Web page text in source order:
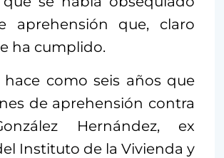
aprehensión que, claro
ha cumplido.
hace como seis años que
de aprehensión contra
Hernández, ex
Instituto de la Vivienda y